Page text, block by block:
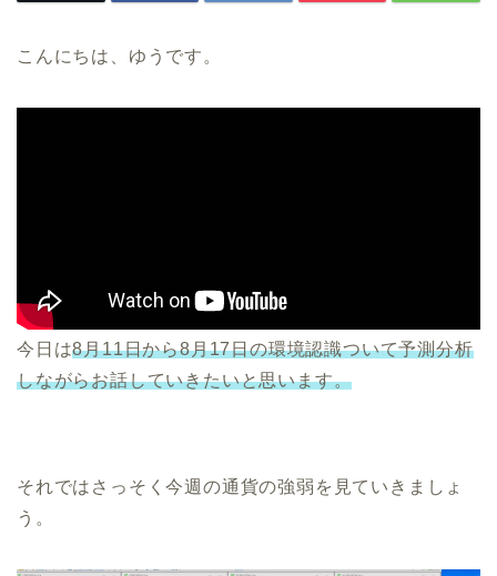
こんにちは、ゆうです。
今日は8月11日から8月17日の環境認識ついて予測分析
しながらお話していきたいと思います。
それではさっそく今週の通貨の強弱を見ていきましょ
う。